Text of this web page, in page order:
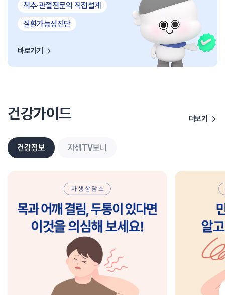
척추·관절전문의 직접설계
질환가능성진단
바로가기
건강가이드 더보기
건강정보 자생TV보니